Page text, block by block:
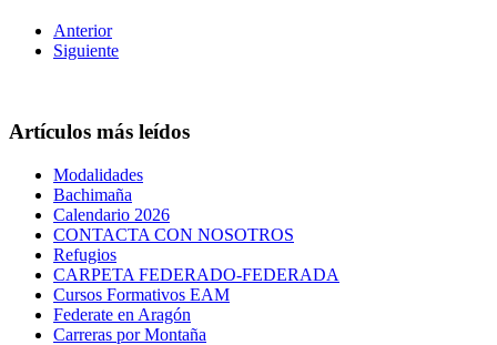
Anterior
Siguiente
Artículos más leídos
Modalidades
Bachimaña
Calendario 2026
CONTACTA CON NOSOTROS
Refugios
CARPETA FEDERADO-FEDERADA
Cursos Formativos EAM
Federate en Aragón
Carreras por Montaña